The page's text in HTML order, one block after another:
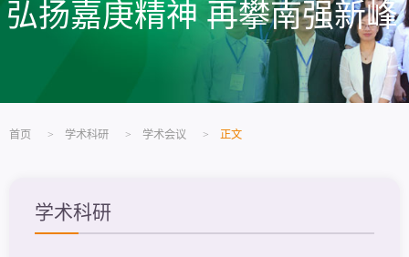
弘扬嘉庚精神 再攀南强新峰
首页 > 学术科研 > 学术会议 > 正文
学术科研